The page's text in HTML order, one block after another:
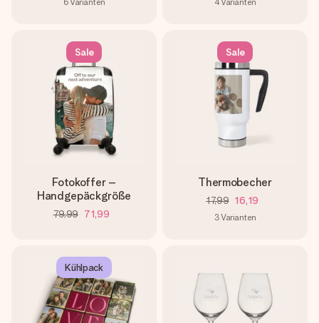
Sale
Fotokoffer –
Handgepäckgröße
79,99 71,99
Sale
Thermobecher
17,99 16,19
3Varianten
Kühlpack